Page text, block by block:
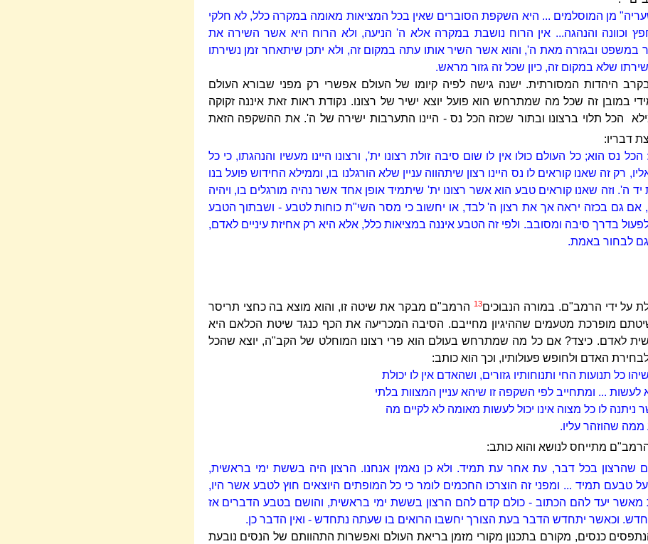
מן המוסלמים ... היא השקפת הסוברים שאין בכל המציאות מאומה במקרה כלל, לא חלקי
וכוונה והנהגה... אין הרוח נושבת במקרה אלא ה' הניעה, ולא הרוח היא אשר השירה את
במשפט ובגזרה מאת ה', והוא אשר השיר אותו עתה במקום זה, ולא יתכן שיתאחר זמן נשירתו
שלא במקום זה, כיון שכל זה גזור מראש.
היהדות המסורתית. ישנה גישה לפיה קיומו של העולם אפשרי רק מפני שבורא העולם
במובן זה שכל מה שמתרחש הוא פועל יוצא ישיר של רצונו. נקודת ראות זאת איננה זקוקה
הכל תלוי ברצונו ובתור שכזה הכל נס - היינו התערבות ישירה של ה'. את ההשקפה הזאת
דבריו:
נס הוא; כל העולם כולו אין לו שום סיבה זולת רצונו ית', ורצונו היינו מעשיו והנהגתו, כי כל
רק זה שאנו קוראים לו נס היינו רצון שיתהווה עניין שלא הורגלנו בו, וממילא החידוש פועל בנו
ה'. וזה שאנו קוראים טבע הוא אשר רצונו ית' שיתמיד אופן אחד אשר נהיה מורגלים בו, ויהיה
גם בכזה יראה אך את רצון ה' לבד, או יחשוב כי מסר השי"ת כוחות לטבע - ושבתוך הטבע
בדרך סיבה ומסובב. ולפי זה הטבע איננה במציאות כלל, אלא היא רק אחיזת עיניים לאדם,
לבחור באמת.
על ידי הרמב"ם. במורה הנבוכים13 הרמב"ם מבקר את שיטה זו, והוא מוצא בה כחצי תריסר
שיטתם מופרכת מטעמים שההיגיון מחייבם. הסיבה המכריעה את הכף כנגד שיטת הכלאם היא
לאדם. כיצד? אם כל מה שמתרחש בעולם הוא פרי רצונו המוחלט של הקב"ה, יוצא שהכל
האדם ולחופש פעולותיו, וכך הוא כותב:
כל תנועות החי ותנוחותיו גזורים, ושהאדם אין לו יכולת
... ומתחייב לפי השקפה זו שיהא עניין המצוות בלתי
ניתנה לו כל מצוה אינו יכול לעשות מאומה לא לקיים מה
ממה שהוזהר עליו.
מתייחס לנושא והוא כותב:
שהרצון בכל דבר, עת אחר עת תמיד. ולא כן נאמין אנחנו. הרצון היה בששת ימי בראשית,
טבעם תמיד ... ומפני זה הוצרכו החכמים לומר כי כל המופתים היוצאים חוץ לטבע אשר היו,
מאשר יעד להם הכתוב - כולם קדם להם הרצון בששת ימי בראשית, והושם בטבע הדברים אז
וכאשר יתחדש הדבר בעת הצורך יחשבו הרואים בו שעתה נתחדש - ואין הדבר כן.
כנסים, מקורם בתכנון מקורי מזמן בריאת העולם ואפשרות התהוותם של הנסים נובעת